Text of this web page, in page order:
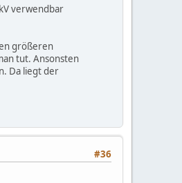
verwendbar
größeren
tut. Ansonsten
Da liegt der
#36